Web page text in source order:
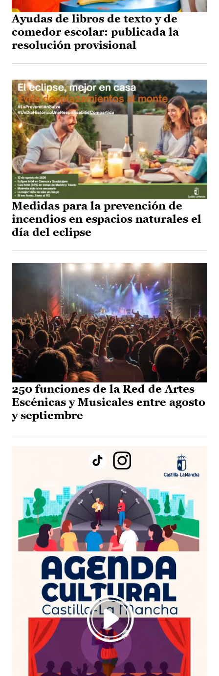
Ayudas de libros de texto y de
comedor escolar: publicada la
resolución provisional
Medidas para la prevención de
incendios en espacios naturales el
día del eclipse
250 funciones de la Red de Artes
Escénicas y Musicales entre agosto
y septiembre